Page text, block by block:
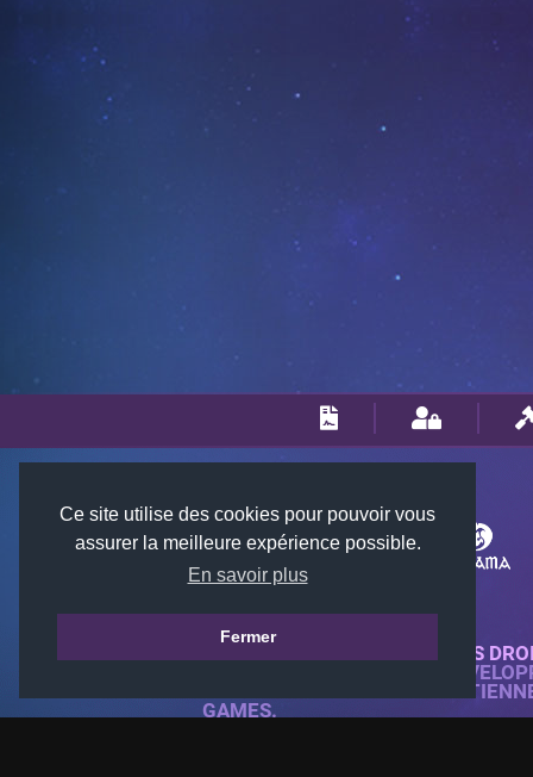
Ce site utilise des cookies pour pouvoir vous
assurer la meilleure expérience possible.
En savoir plus
Fermer
© 2018-2026 KTARENA. TOUS
SITE WEB ENTIÈREMENT
TOUTES LES IMAGES
GAMES.